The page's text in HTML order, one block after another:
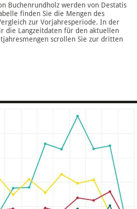
Buchenrundholz werden von Destatis
finden Sie die Mengen des
zur Vorjahresperiode. In der
die Langzeitdaten für den aktuellen
scrollen Sie zur dritten